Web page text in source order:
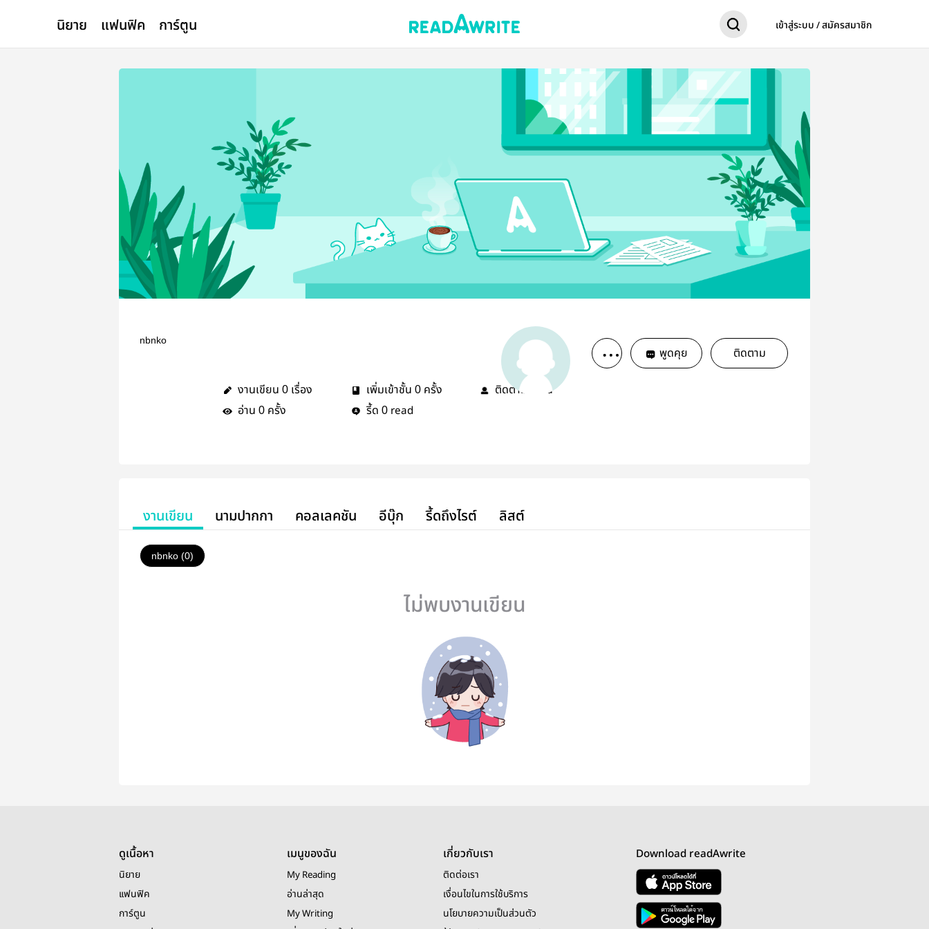
นิยาย แฟนฟิค การ์ตูน เข้าสู่ระบบ / สมัครสมาชิก
nbnko
พูดคุย ติดตาม
งานเขียน 0 เรื่อง เพิ่มเข้าชั้น 0 ครั้ง ติดตาม
คน
อ่าน 0 ครั้ง รี้ด 0 read
งานเขียน นามปากกา คอลเลคชัน อีบุ๊ก รี้ดถึงไรต์ ลิสต์
nbnko (0)
ไม่พบงานเขียน
ดูเนื้อหา
นิยาย
แฟนฟิค
การ์ตูน
เมนูของฉัน
My Reading
อ่านล่าสุด
My Writing
เกี่ยวกับเรา
ติดต่อเรา
เงื่อนไขในการใช้บริการ
นโยบายความเป็นส่วนตัว
Download readAwrite